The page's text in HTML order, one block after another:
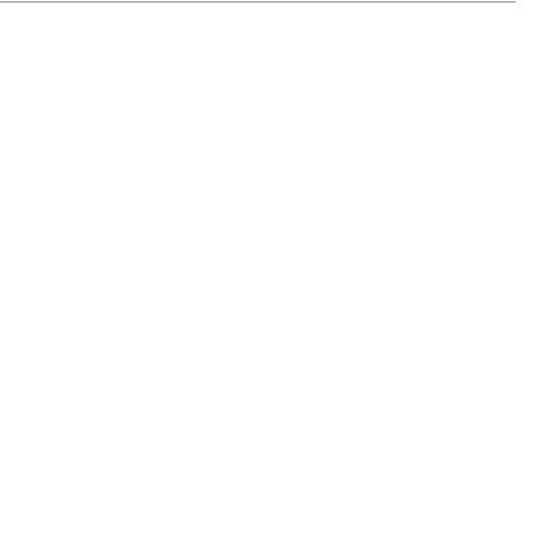
Vipps, Klarna och Google Pay.
debiteras kortet/fakturan.